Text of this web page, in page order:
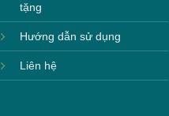
tặng
Hướng dẫn sử dụng
Liên hệ